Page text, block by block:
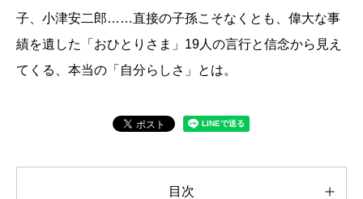
子、小津安二郎……直接の子孫こそなくとも、偉大な事
績を遺した「おひとりさま」19人の言行と信念から見え
てくる、本当の「自分らしさ」とは。
目次